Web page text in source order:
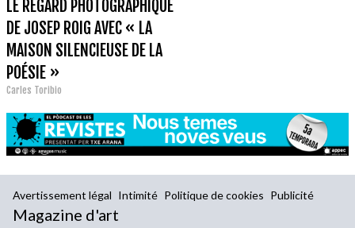
LE REGARD PHOTOGRAPHIQUE
DE JOSEP ROIG AVEC « LA
MAISON SILENCIEUSE DE LA
POÉSIE »
Carles Toribio
Avertissement légal Intimité Politique de cookies Publicité
Magazine d'art